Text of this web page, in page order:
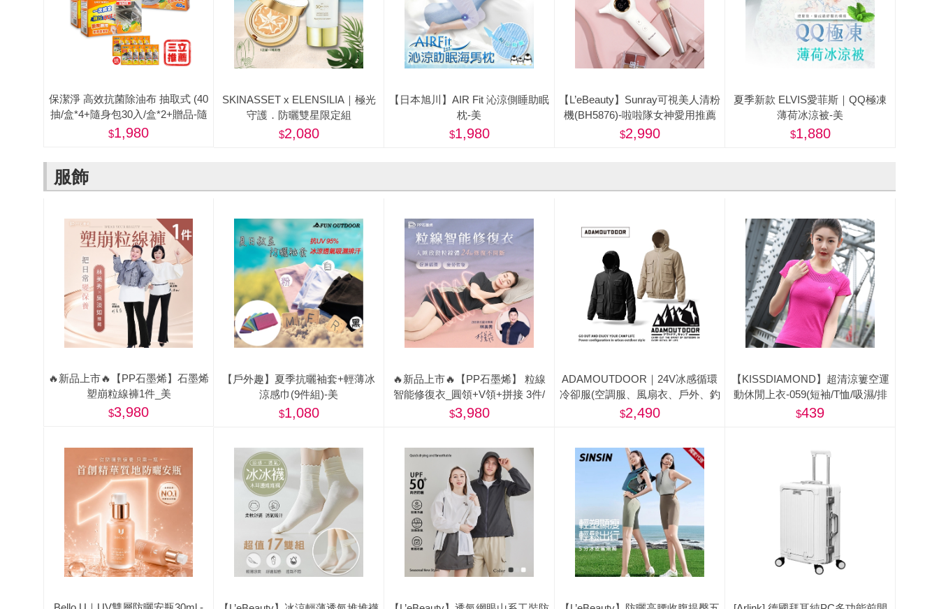
保潔淨 高效抗菌除油布 抽取式 (40
抽/盒*4+隨身包30入/盒*2+贈品-隨
身包*10入)-美
1,980
SKINASSET x ELENSILIA｜極光
守護．防曬雙星限定組
2,080
【日本旭川】AIR Fit 沁涼側睡助眠
枕-美
1,980
【L’eBeauty】Sunray可視美人清粉
機(BH5876)-啦啦隊女神愛用推薦
2,990
夏季新款 ELVIS愛菲斯｜QQ極凍
薄荷冰涼被-美
1,880
服飾
🔥新品上市🔥【PP石墨烯】石墨烯
塑崩粒線褲1件_美
3,980
【戶外趣】夏季抗曬袖套+輕薄冰
涼感巾(9件組)-美
1,080
🔥新品上市🔥【PP石墨烯】 粒線
智能修復衣_圓領+V領+拼接 3件/
組-美
3,980
ADAMOUTDOOR｜24V冰感循環
冷卻服(空調服、風扇衣、戶外、釣
魚背心)
2,490
【KISSDIAMOND】超清涼簍空運
動休閒上衣-059(短袖/T恤/吸濕/排
汗/修身/顯瘦/4色S-L)
439